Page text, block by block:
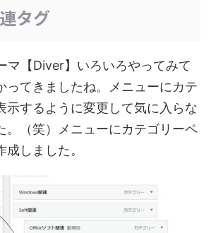
タグ
マ【Diver】いろいろやってみて
ってきましたね。メニューにカテ
示するように変更して気に入らな
。（笑）メニューにカテゴリーペ
しました。